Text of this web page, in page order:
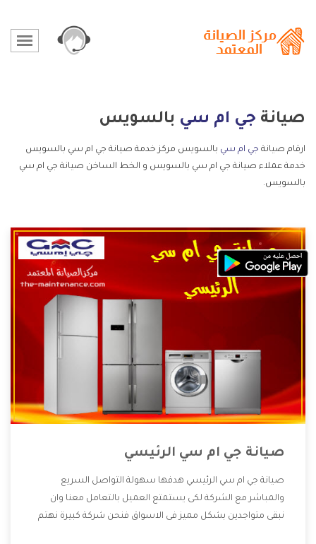
صيانة جي ام سي بالسويس
ارقام صيانة جي ام سي بالسويس مركز خدمة صيانة جي ام سي بالسويس
خدمة عملاء صيانة جي ام سي بالسويس و الخط الساخن صيانة جي ام سي
بالسويس.
صيانة جي ام سي الرئيسي
صيانة جي ام سي الرئيسي هدفها سهولة التواصل السريع
والمباشر مع الشركة لكى يستمتع العميل بالتعامل معنا وان
نبقى متواجدين بشكل مميز فى الاسواق فنحن شركة كبيرة نهتم